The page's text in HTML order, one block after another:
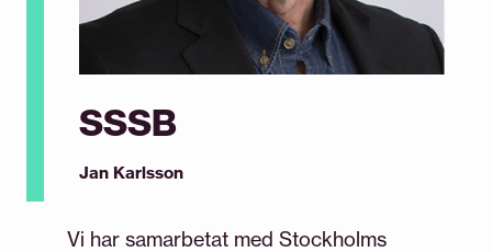
SSSB
Jan Karlsson
Vi har samarbetat med Stockholms